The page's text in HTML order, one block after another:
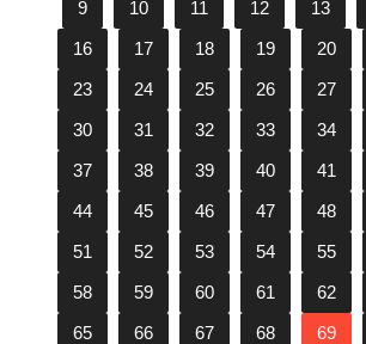
9
10 11 12 13
16
17 18 19 20
23
24 25 26 27
30
31 32 33 34
37
38 39 40 41
44
45 46 47 48
51
52 53 54 55
58
59 60 61 62
65
66 67 68 69